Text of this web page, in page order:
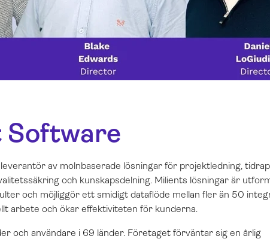
Software
av molnbaserade lösningar för projektledning,
och kunskapsdelning. Milients lösningar är
och möjliggör ett smidigt dataflöde mellan fler än 50
arbete och ökar effektiviteten för kunderna.
och användare i 69 länder. Företaget förväntar sig en årlig